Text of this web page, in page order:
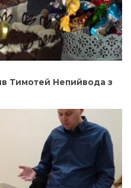
Тимотей Непийвода з